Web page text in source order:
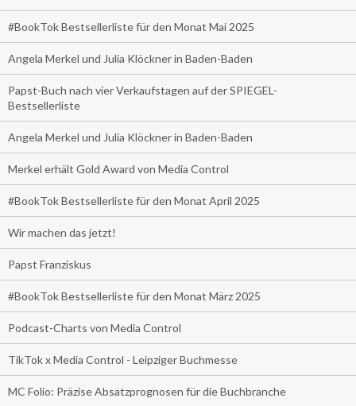
#BookTok Bestsellerliste für den Monat Mai 2025
Angela Merkel und Julia Klöckner in Baden-Baden
Papst-Buch nach vier Verkaufstagen auf der SPIEGEL-
Bestsellerliste
Angela Merkel und Julia Klöckner in Baden-Baden
Merkel erhält Gold Award von Media Control
#BookTok Bestsellerliste für den Monat April 2025
Wir machen das jetzt!
Papst Franziskus
#BookTok Bestsellerliste für den Monat März 2025
Podcast-Charts von Media Control
TikTok x Media Control - Leipziger Buchmesse
MC Folio: Präzise Absatzprognosen für die Buchbranche